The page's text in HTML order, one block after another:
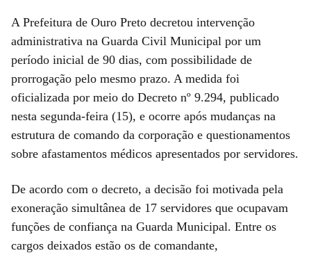
A Prefeitura de Ouro Preto decretou intervenção
administrativa na Guarda Civil Municipal por um
período inicial de 90 dias, com possibilidade de
prorrogação pelo mesmo prazo. A medida foi
oficializada por meio do Decreto nº 9.294, publicado
nesta segunda-feira (15), e ocorre após mudanças na
estrutura de comando da corporação e questionamentos
sobre afastamentos médicos apresentados por servidores.
De acordo com o decreto, a decisão foi motivada pela
exoneração simultânea de 17 servidores que ocupavam
funções de confiança na Guarda Municipal. Entre os
cargos deixados estão os de comandante,